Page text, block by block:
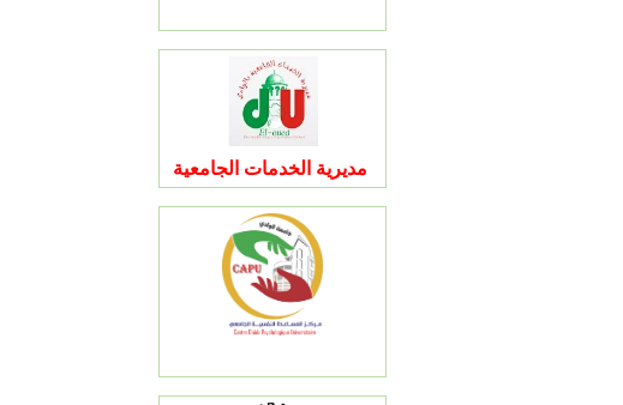
مديرية الخدمات الجامعية